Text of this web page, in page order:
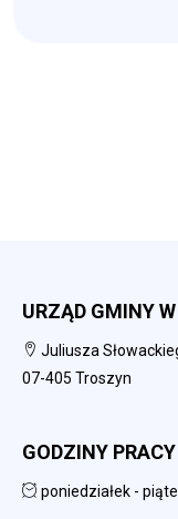
URZĄD GMINY
Juliusza
07-405 Troszyn
GODZINY PRACY
poniedziałek -